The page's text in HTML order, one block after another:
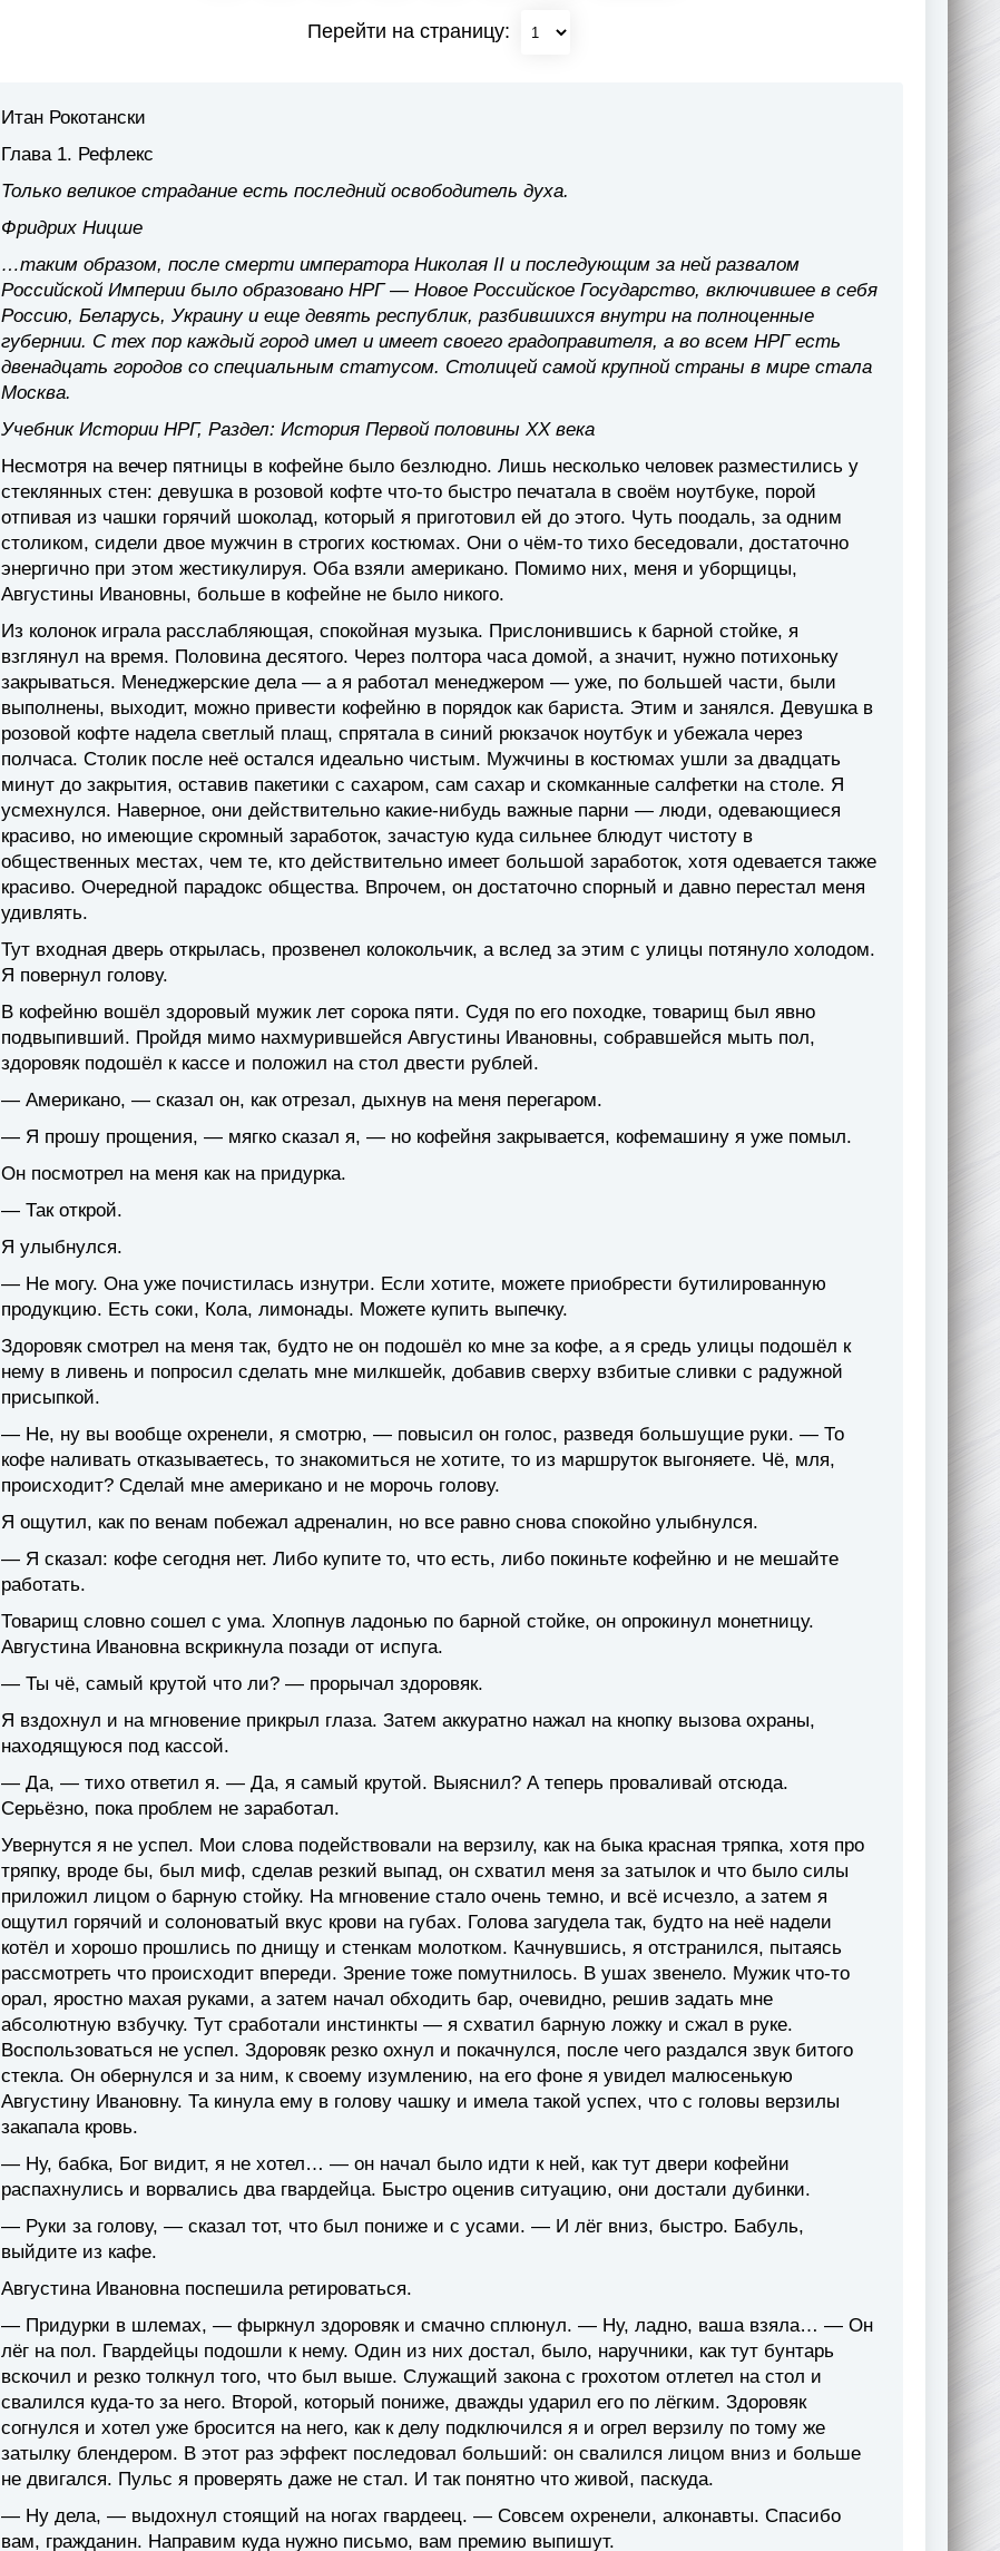
Перейти на страницу:
Итан Рокотански
Глава 1. Рефлекс
Только великое страдание есть последний освободитель духа.
Фридрих Ницше
…таким образом, после смерти императора Николая II и последующим за ней развалом
Российской Империи было образовано НРГ — Новое Российское Государство, включившее в себя
Россию, Беларусь, Украину и еще девять республик, разбившихся внутри на полноценные
губернии. С тех пор каждый город имел и имеет своего градоправителя, а во всем НРГ есть
двенадцать городов со специальным статусом. Столицей самой крупной страны в мире стала
Москва.
Учебник Истории НРГ, Раздел: История Первой половины XX века
Несмотря на вечер пятницы в кофейне было безлюдно. Лишь несколько человек разместились у
стеклянных стен: девушка в розовой кофте что-то быстро печатала в своём ноутбуке, порой
отпивая из чашки горячий шоколад, который я приготовил ей до этого. Чуть поодаль, за одним
столиком, сидели двое мужчин в строгих костюмах. Они о чём-то тихо беседовали, достаточно
энергично при этом жестикулируя. Оба взяли американо. Помимо них, меня и уборщицы,
Августины Ивановны, больше в кофейне не было никого.
Из колонок играла расслабляющая, спокойная музыка. Прислонившись к барной стойке, я
взглянул на время. Половина десятого. Через полтора часа домой, а значит, нужно потихоньку
закрываться. Менеджерские дела — а я работал менеджером — уже, по большей части, были
выполнены, выходит, можно привести кофейню в порядок как бариста. Этим и занялся. Девушка в
розовой кофте надела светлый плащ, спрятала в синий рюкзачок ноутбук и убежала через
полчаса. Столик после неё остался идеально чистым. Мужчины в костюмах ушли за двадцать
минут до закрытия, оставив пакетики с сахаром, сам сахар и скомканные салфетки на столе. Я
усмехнулся. Наверное, они действительно какие-нибудь важные парни — люди, одевающиеся
красиво, но имеющие скромный заработок, зачастую куда сильнее блюдут чистоту в
общественных местах, чем те, кто действительно имеет большой заработок, хотя одевается также
красиво. Очередной парадокс общества. Впрочем, он достаточно спорный и давно перестал меня
удивлять.
Тут входная дверь открылась, прозвенел колокольчик, а вслед за этим с улицы потянуло холодом.
Я повернул голову.
В кофейню вошёл здоровый мужик лет сорока пяти. Судя по его походке, товарищ был явно
подвыпивший. Пройдя мимо нахмурившейся Августины Ивановны, собравшейся мыть пол,
здоровяк подошёл к кассе и положил на стол двести рублей.
— Американо, — сказал он, как отрезал, дыхнув на меня перегаром.
— Я прошу прощения, — мягко сказал я, — но кофейня закрывается, кофемашину я уже помыл.
Он посмотрел на меня как на придурка.
— Так открой.
Я улыбнулся.
— Не могу. Она уже почистилась изнутри. Если хотите, можете приобрести бутилированную
продукцию. Есть соки, Кола, лимонады. Можете купить выпечку.
Здоровяк смотрел на меня так, будто не он подошёл ко мне за кофе, а я средь улицы подошёл к
нему в ливень и попросил сделать мне милкшейк, добавив сверху взбитые сливки с радужной
присыпкой.
— Не, ну вы вообще охренели, я смотрю, — повысил он голос, разведя большущие руки. — То
кофе наливать отказываетесь, то знакомиться не хотите, то из маршруток выгоняете. Чё, мля,
происходит? Сделай мне американо и не морочь голову.
Я ощутил, как по венам побежал адреналин, но все равно снова спокойно улыбнулся.
— Я сказал: кофе сегодня нет. Либо купите то, что есть, либо покиньте кофейню и не мешайте
работать.
Товарищ словно сошел с ума. Хлопнув ладонью по барной стойке, он опрокинул монетницу.
Августина Ивановна вскрикнула позади от испуга.
— Ты чё, самый крутой что ли? — прорычал здоровяк.
Я вздохнул и на мгновение прикрыл глаза. Затем аккуратно нажал на кнопку вызова охраны,
находящуюся под кассой.
— Да, — тихо ответил я. — Да, я самый крутой. Выяснил? А теперь проваливай отсюда.
Серьёзно, пока проблем не заработал.
Увернутся я не успел. Мои слова подействовали на верзилу, как на быка красная тряпка, хотя про
тряпку, вроде бы, был миф, сделав резкий выпад, он схватил меня за затылок и что было силы
приложил лицом о барную стойку. На мгновение стало очень темно, и всё исчезло, а затем я
ощутил горячий и солоноватый вкус крови на губах. Голова загудела так, будто на неё надели
котёл и хорошо прошлись по днищу и стенкам молотком. Качнувшись, я отстранился, пытаясь
рассмотреть что происходит впереди. Зрение тоже помутнилось. В ушах звенело. Мужик что-то
орал, яростно махая руками, а затем начал обходить бар, очевидно, решив задать мне
абсолютную взбучку. Тут сработали инстинкты — я схватил барную ложку и сжал в руке.
Воспользоваться не успел. Здоровяк резко охнул и покачнулся, после чего раздался звук битого
стекла. Он обернулся и за ним, к своему изумлению, на его фоне я увидел малюсенькую
Августину Ивановну. Та кинула ему в голову чашку и имела такой успех, что с головы верзилы
закапала кровь.
— Ну, бабка, Бог видит, я не хотел… — он начал было идти к ней, как тут двери кофейни
распахнулись и ворвались два гвардейца. Быстро оценив ситуацию, они достали дубинки.
— Руки за голову, — сказал тот, что был пониже и с усами. — И лёг вниз, быстро. Бабуль,
выйдите из кафе.
Августина Ивановна поспешила ретироваться.
— Придурки в шлемах, — фыркнул здоровяк и смачно сплюнул. — Ну, ладно, ваша взяла… — Он
лёг на пол. Гвардейцы подошли к нему. Один из них достал, было, наручники, как тут бунтарь
вскочил и резко толкнул того, что был выше. Служащий закона с грохотом отлетел на стол и
свалился куда-то за него. Второй, который пониже, дважды ударил его по лёгким. Здоровяк
согнулся и хотел уже бросится на него, как к делу подключился я и огрел верзилу по тому же
затылку блендером. В этот раз эффект последовал больший: он свалился лицом вниз и больше
не двигался. Пульс я проверять даже не стал. И так понятно что живой, паскуда.
— Ну дела, — выдохнул стоящий на ногах гвардеец. — Совсем охренели, алконавты. Спасибо
вам, гражданин. Направим куда нужно письмо, вам премию выпишут.